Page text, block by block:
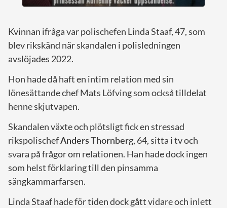
Kvinnan ifråga var polischefen Linda Staaf, 47, som
blev rikskänd när skandalen i polisledningen
avslöjades 2022.
Hon hade då haft en intim relation med sin
lönesättande chef Mats Löfving som också tilldelat
henne skjutvapen.
Skandalen växte och plötsligt fick en stressad
rikspolischefAnders Thornberg, 64, sitta i tv och
svara på frågor om relationen. Han hade dock ingen
som helst förklaring till den pinsamma
sängkammarfarsen.
Linda Staaf hade för tiden dock gått vidare och inlett